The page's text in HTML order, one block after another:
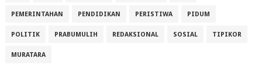
PEMERINTAHAN PENDIDIKAN PERISTIWA PIDUM
POLITIK PRABUMULIH REDAKSIONAL SOSIAL TIPIKOR
MURATARA